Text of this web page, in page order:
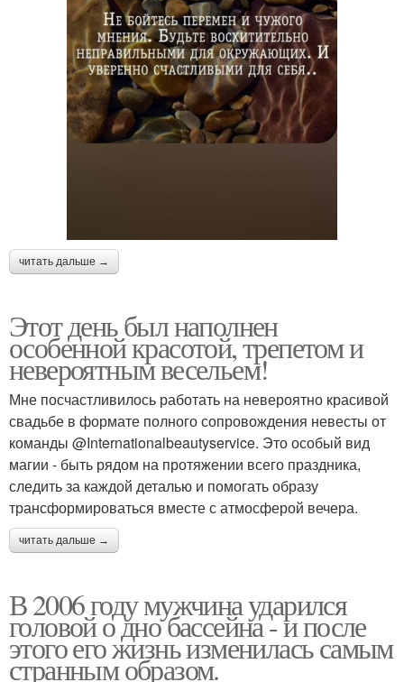
читать дальше →
Этот день был наполнен
особенной красотой, трепетом и
невероятным весельем!
Мне посчастливилось работать на невероятно красивой
свадьбе в формате полного сопровождения невесты от
команды @Internationalbeautyservice. Это особый вид
магии - быть рядом на протяжении всего праздника,
следить за каждой деталью и помогать образу
трансформироваться вместе с атмосферой вечера.
читать дальше →
В 2006 году мужчина ударился
головой о дно бассейна - и после
этого его жизнь изменилась самым
странным образом.